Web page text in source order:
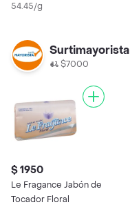
54.45/g
Surtimayorista
$7000
$ 1950
Le Fragance Jabón de
Tocador Floral